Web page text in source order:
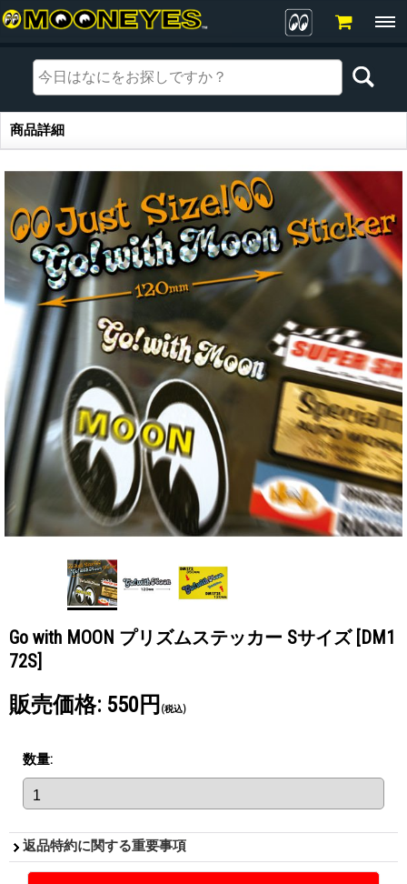
商品詳細
商品詳細
Go with MOON プリズムステッカー Sサイズ [DM1
72S]
販売価格: 550円 (税込)
数量:
返品特約に関する重要事項